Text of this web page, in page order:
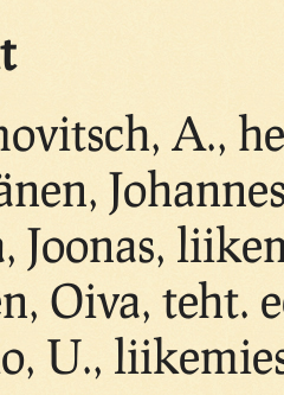
A.,
Joonas,
Oiva, teht.
U.,